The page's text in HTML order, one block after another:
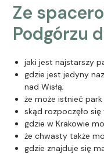
Ze
Podgórzu
jaki jest najstarszy
gdzie jest jedyny
nad Wisłą;
że może istnieć
skąd rozpoczęło się
gdzie w Krakowie
że chwasty także
gdzie znajduje się